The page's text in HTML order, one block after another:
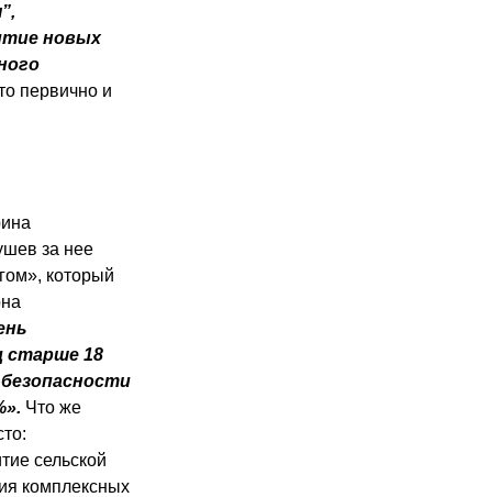
новых
первично и
за нее
который
старше 18
Что же
сельской
комплексных